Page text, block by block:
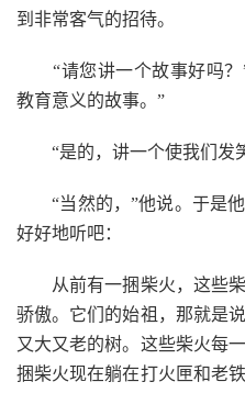
到非常客气的招待。
“请您讲一个故事好吗？”
教育意义的故事。”
“是的，讲一个使我们发笑
“当然的，”他说。于是他
好好地听吧：
从前有一捆柴火，这些柴
骄傲。它们的始祖，那就是
又大又老的树。这些柴火每
捆柴火现在躺在打火匣和老